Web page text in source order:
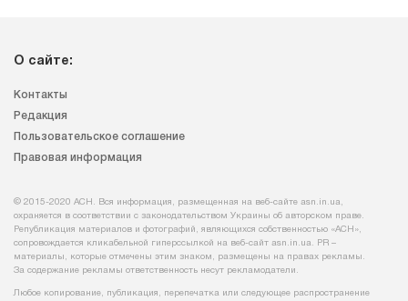
О сайте:
Контакты
Редакция
Пользовательское соглашение
Правовая информация
© 2015-2020 АСН. Вся информация, размещенная на веб-сайте asn.in.ua,
охраняется в соответствии с законодательством Украины об авторском праве.
Републикация материалов и фотографий, являющихся собственностью «АСН»,
сопровождается кликабельной гиперссылкой на веб-сайт asn.іn.ua. PR –
материалы, которые отмечены этим знаком, размещены на правах рекламы.
За содержание рекламы ответственность несут рекламодатели.
Любое копирование, публикация, перепечатка или следующее распространение